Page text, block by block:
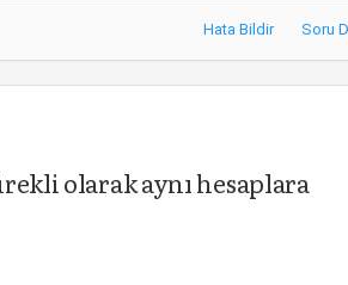
Hata Bildir Soru
olarak aynı hesaplara